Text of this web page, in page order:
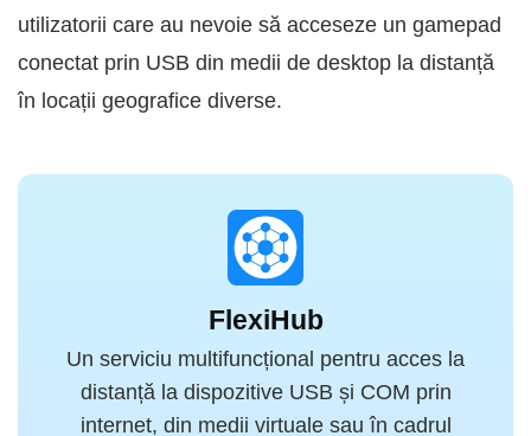
utilizatorii care au nevoie să acceseze un gamepad
conectat prin USB din medii de desktop la distanță
în locații geografice diverse.
FlexiHub
Un serviciu multifuncțional pentru acces la
distanță la dispozitive USB și COM prin
internet, din medii virtuale sau în cadrul